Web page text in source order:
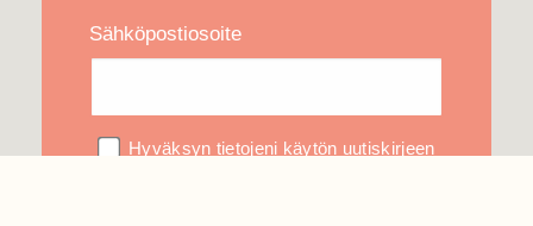
Sähköpostiosoite
Hyväksyn tietojeni käytön uutiskirjeen